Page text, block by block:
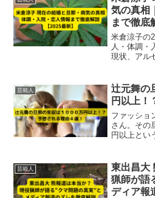
気の真相
まで徹底
米倉涼子の
人・体調・
現状、アル
芸能人
辻元舞の
円以上！
ファッショ
さん。その
円以上とい
由を解説し
芸能人
東出昌大
猟師が語
ディア報